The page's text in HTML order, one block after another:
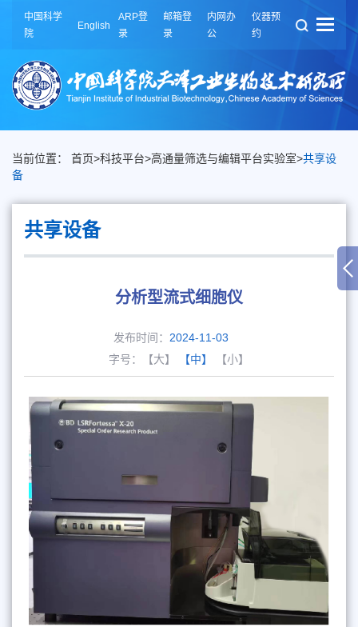
中国科学
院
English
ARP登
录
邮箱登
录
内网办
公
仪器预
约
当前位置： 首页>科技平台>高通量筛选与编辑平台实验室>共享设
备
共享设备
分析型流式细胞仪
发布时间： 2024-11-03
字号：
【大】 【中】 【小】